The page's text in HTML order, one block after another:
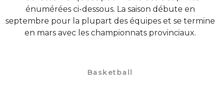
énumérées ci-dessous. La saison débute en
septembre pour la plupart des équipes et se termine
en mars avec les championnats provinciaux.
Basketball